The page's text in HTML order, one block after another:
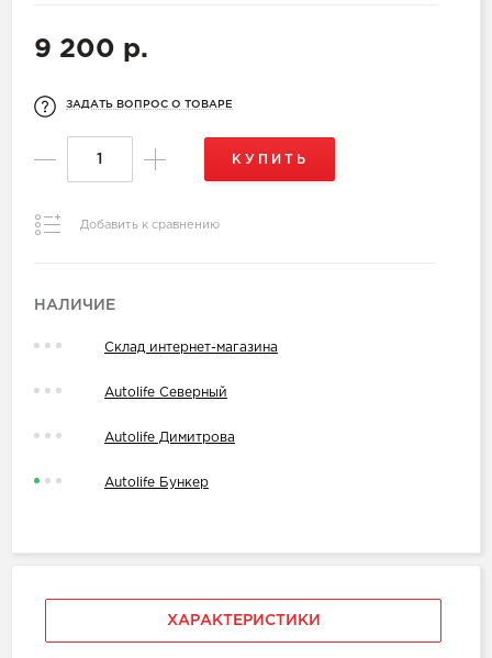
9 200 р.
ЗАДАТЬ ВОПРОС О ТОВАРЕ
КУПИТЬ
Добавить к сравнению
НАЛИЧИЕ
Склад интернет-магазина
Autolife Северный
Autolife Димитрова
Autolife Бункер
ХАРАКТЕРИСТИКИ